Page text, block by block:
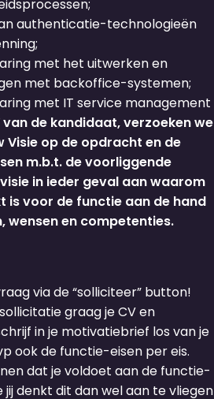
authenticatie-technologieën
met het uitwerken en
met backoffice-systemen;
met IT service management
de kandidaat, verzoeken we
Visie op de opdracht en de
m.b.t. de voorliggende
in ieder geval aan waarom
is voor de functie aan de hand
wensen en competenties.
via de “solliciteer” button!
graag je CV en
in je motivatiebrief los van je
ook de functie-eisen per eis.
dat je voldoet aan de functie-
denkt dit dan wel aan te vliegen